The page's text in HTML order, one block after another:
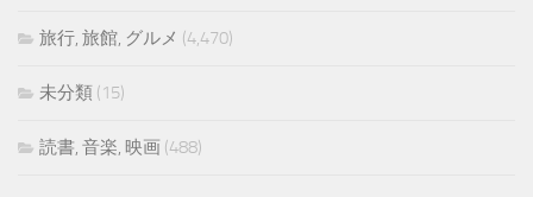
旅行, 旅館, グルメ (4,470)
未分類 (15)
読書, 音楽, 映画 (488)